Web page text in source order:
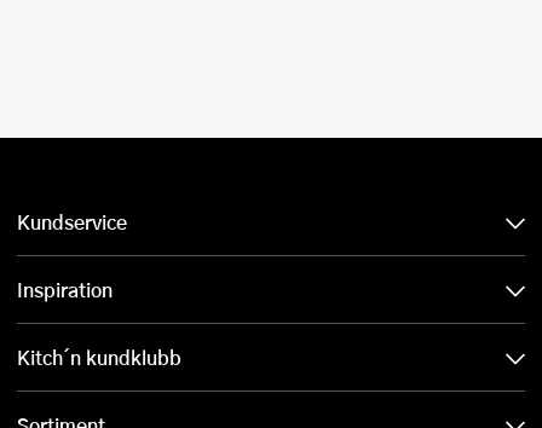
Kundservice
Inspiration
Kitch´n kundklubb